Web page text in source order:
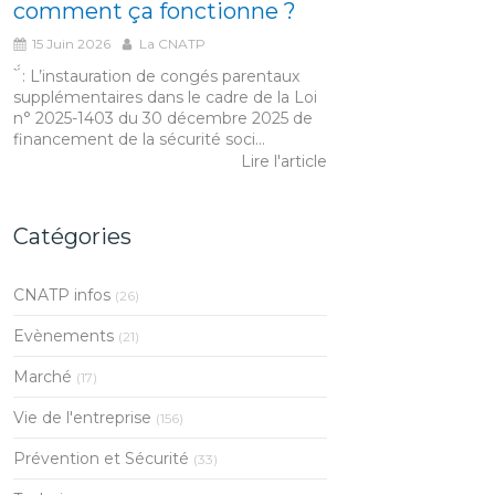
comment ça fonctionne ?
15 Juin 2026 La CNATP
́́ ̀ : L’instauration de congés parentaux
supplémentaires dans le cadre de la Loi
n° 2025-1403 du 30 décembre 2025 de
financement de la sécurité soci...
Lire l'article
Catégories
CNATP infos (26)
Evènements (21)
Marché (17)
Vie de l'entreprise (156)
Prévention et Sécurité (33)